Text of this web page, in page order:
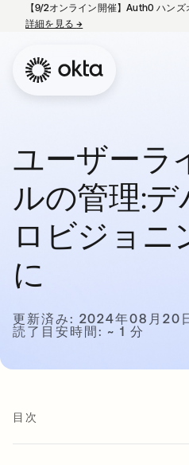
【9/2オンライン開催】Auth0 ハン
詳細を見る→
ユーザーラ
ルの管理:
ロビジョニ
に
更新済み: 2024年08月20
読了目安時間: ~ 1 分
目次